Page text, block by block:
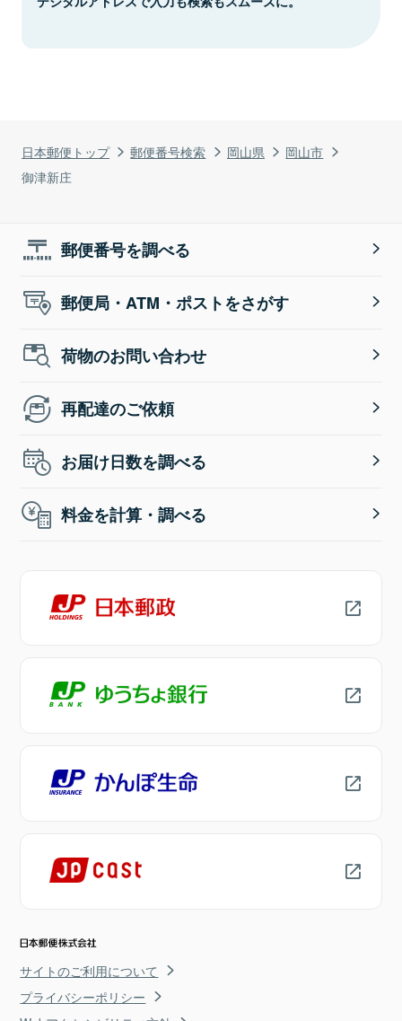
日本郵便トップ 郵便番号検索 岡山県
岡山市
御津新庄
郵便番号を調べる
郵便局・ATM・ポストをさがす
荷物のお問い合わせ
再配達のご依頼
お届け日数を調べる
料金を計算・調べる
サイトのご利用について
プライバシーポリシー